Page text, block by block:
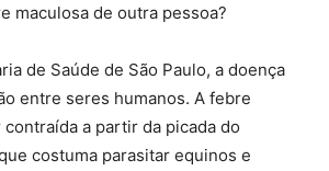
maculosa de outra pessoa?
de Saúde de São Paulo, a doença
entre seres humanos. A febre
a partir da picada do
costuma parasitar equinos e